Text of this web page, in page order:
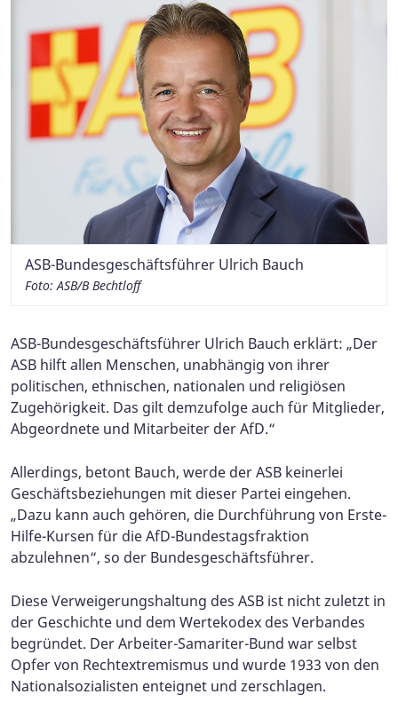
ASB-Bundesgeschäftsführer Ulrich Bauch
Foto: ASB/B Bechtloff
ASB-Bundesgeschäftsführer Ulrich Bauch erklärt: „Der
ASB hilft allen Menschen, unabhängig von ihrer
politischen, ethnischen, nationalen und religiösen
Zugehörigkeit. Das gilt demzufolge auch für Mitglieder,
Abgeordnete und Mitarbeiter der AfD.“
Allerdings, betont Bauch, werde der ASB keinerlei
Geschäftsbeziehungen mit dieser Partei eingehen.
„Dazu kann auch gehören, die Durchführung von Erste-
Hilfe-Kursen für die AfD-Bundestagsfraktion
abzulehnen“, so der Bundesgeschäftsführer.
Diese Verweigerungshaltung des ASB ist nicht zuletzt in
der Geschichte und dem Wertekodex des Verbandes
begründet. Der Arbeiter-Samariter-Bund war selbst
Opfer von Rechtextremismus und wurde 1933 von den
Nationalsozialisten enteignet und zerschlagen.